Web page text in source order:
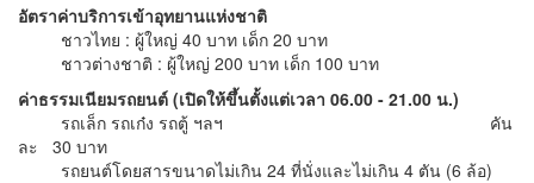
อัตราค่าบริการเข้าอุทยานแห่งชาติ
ชาวไทย : ผู้ใหญ่ 40 บาท เด็ก 20 บาท
ชาวต่างชาติ : ผู้ใหญ่ 200 บาท เด็ก 100 บาท
ค่าธรรมเนียมรถยนต์ (เปิดให้ขึ้นตั้งแต่เวลา 06.00 - 21.00 น.)
รถเล็ก รถเก๋ง รถตู้ ฯลฯ คัน
ละ 30 บาท
รถยนต์โดยสารขนาดไม่เกิน 24 ที่นั่งและไม่เกิน 4 ตัน (6 ล้อ)